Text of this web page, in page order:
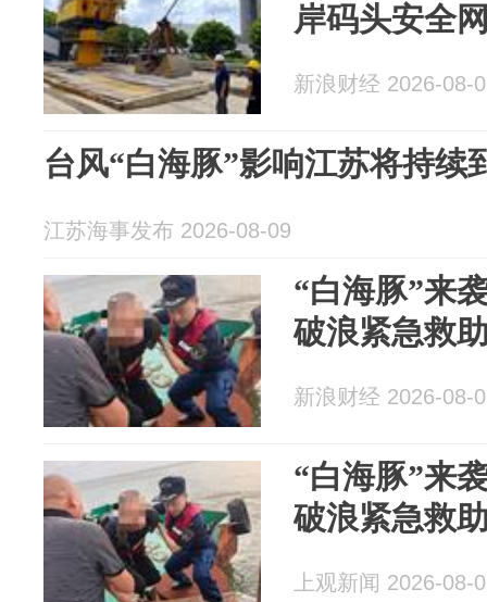
岸码头安全
新浪财经 2026-08-
台风“白海豚”影响江苏将持续
江苏海事发布 2026-08-09
“白海豚”来
破浪紧急救
新浪财经 2026-08-
“白海豚”来
破浪紧急救
上观新闻 2026-08-